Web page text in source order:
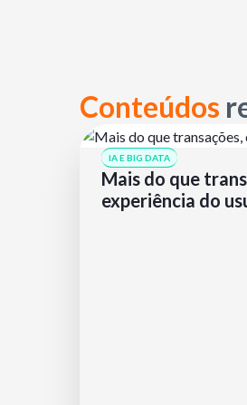
Conteúdos
IA E BIG DATA
Mais do que
experiência do